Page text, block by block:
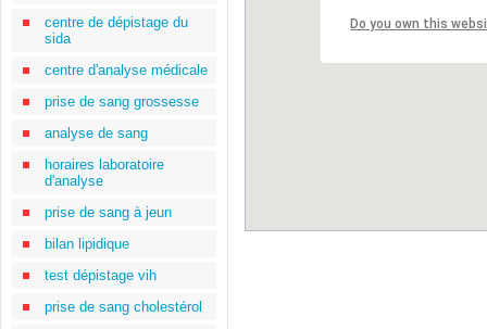
centre de dépistage du
sida
centre d'analyse médicale
prise de sang grossesse
analyse de sang
horaires laboratoire
d'analyse
prise de sang à jeun
bilan lipidique
test dépistage vih
prise de sang cholestérol
Do you own this